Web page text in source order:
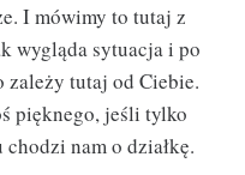
I mówimy to tutaj z
wygląda sytuacja i po
zależy tutaj od Ciebie.
pięknego, jeśli tylko
nam o działkę.